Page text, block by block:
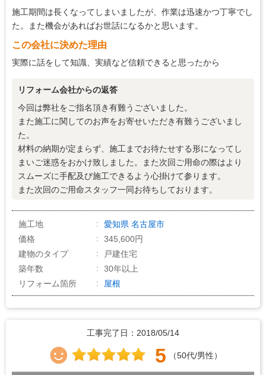
説明の分かりやすさ 4
施工の段取り・管理
作業中の配慮 4
仕上がり
価格の納得感 4
施工期間は長くなってしまいましたが、作業は迅速かつ丁寧でし
た。また機会があればお世話になるかと思います。
この会社に決めた理由
実際に話をして知識、実績など信頼できると思ったから
リフォーム会社からの返答
今回は弊社をご指名頂き有難うございました。
また施工に関してのお声をお寄せいただき有難うございまし
た。
材料の納期が定まらず、施工までお待たせする形になってし
まいご迷惑をおかけ致しました。また次回ご用命の際はより
スムーズに手配及び施工できるよう心掛けて参ります。
また次回のご用命スタッフ一同お待ちしております。
施工地 愛知県 名古屋市
価格
345,600円
建物のタイプ
戸建住宅
築年数
30年以上
リフォーム箇所
屋根
工事完了日：2018/05/14
5 （50代/男性）